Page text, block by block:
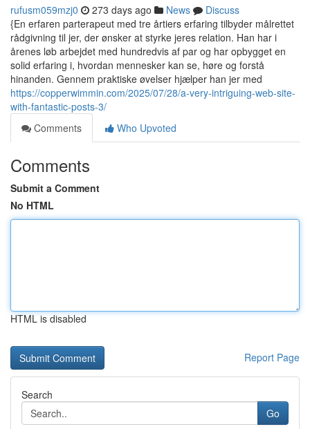
rufusm059mzj0 273 days ago News
Discuss
{En erfaren parterapeut med tre årtiers erfaring tilbyder målrettet
rådgivning til jer, der ønsker at styrke jeres relation. Han har i
årenes løb arbejdet med hundredvis af par og har opbygget en
solid erfaring i, hvordan mennesker kan se, høre og forstå
hinanden. Gennem praktiske øvelser hjælper han jer med
https://copperwimmin.com/2025/07/28/a-very-intriguing-web-site-
with-fantastic-posts-3/
Comments
Who Upvoted
Comments
Submit a Comment
No HTML
HTML is disabled
Report Page
Search
Go